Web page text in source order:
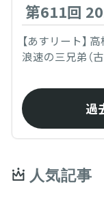
第611回
【あすリート】
浪速の三兄弟（古
過
人気記事